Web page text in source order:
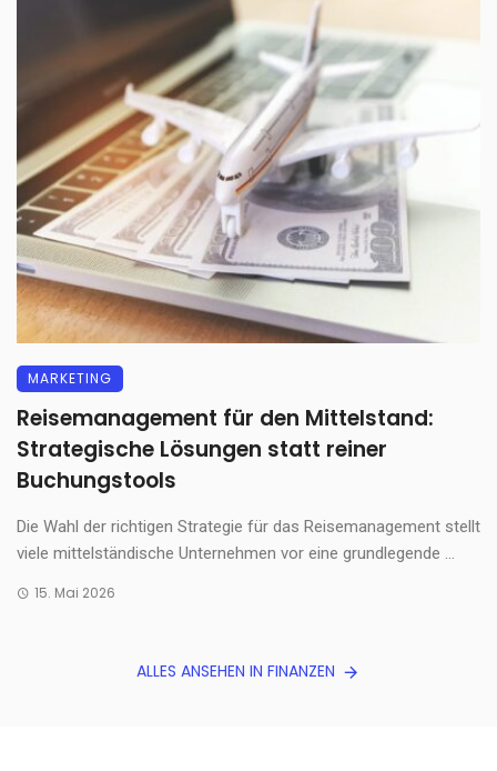
MARKETING
Reisemanagement für den Mittelstand:
Strategische Lösungen statt reiner
Buchungstools
Die Wahl der richtigen Strategie für das Reisemanagement stellt
viele mittelständische Unternehmen vor eine grundlegende ...
15. Mai 2026
ALLES ANSEHEN IN FINANZEN